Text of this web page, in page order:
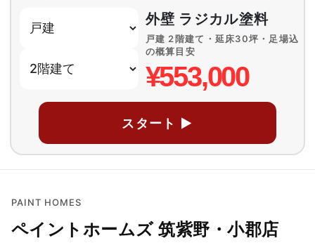
外壁 ラジカル塗料
戸建 2階建て・延床30坪・足場込
の概算目安
¥553,000
スタート ▶
PAINT HOMES
ペイントホームズ 筑紫野・小郡店